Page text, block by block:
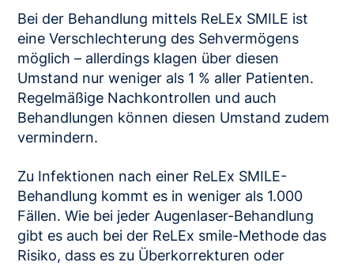
Bei der Behandlung mittels ReLEx SMILE ist
eine Verschlechterung des Sehvermögens
möglich – allerdings klagen über diesen
Umstand nur weniger als 1 % aller Patienten.
Regelmäßige Nachkontrollen und auch
Behandlungen können diesen Umstand zudem
vermindern.
Zu Infektionen nach einer ReLEx SMILE-
Behandlung kommt es in weniger als 1.000
Fällen. Wie bei jeder Augenlaser-Behandlung
gibt es auch bei der ReLEx smile-Methode das
Risiko, dass es zu Überkorrekturen oder